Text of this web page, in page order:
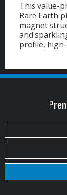
This value-
Rare Earth
magnet
and
profile,